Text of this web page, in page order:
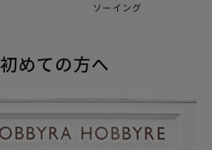
ソーイング
初めての方へ